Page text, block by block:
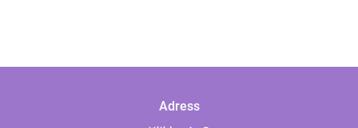
Adress